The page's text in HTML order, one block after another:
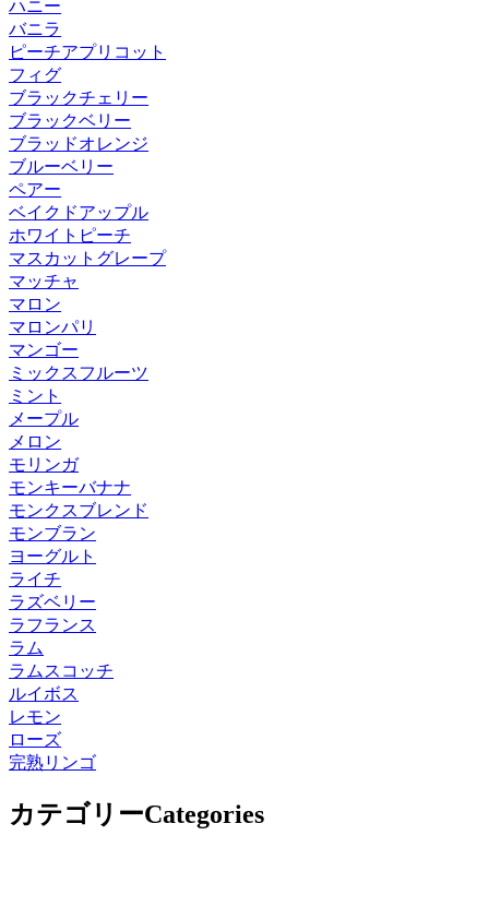
ハニー
バニラ
ピーチアプリコット
フィグ
ブラックチェリー
ブラックベリー
ブラッドオレンジ
ブルーベリー
ペアー
ベイクドアップル
ホワイトピーチ
マスカットグレープ
マッチャ
マロン
マロンパリ
マンゴー
ミックスフルーツ
ミント
メープル
メロン
モリンガ
モンキーバナナ
モンクスブレンド
モンブラン
ヨーグルト
ライチ
ラズベリー
ラフランス
ラム
ラムスコッチ
ルイボス
レモン
ローズ
完熟リンゴ
カテゴリーCategories